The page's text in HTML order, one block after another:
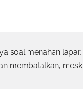
soal menahan
membatalkan,